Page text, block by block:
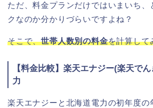
ただ、料金プランだけではいまいち、
クなのか分かりづらいですよね？
そこで、世帯人数別の料金を計算して
【料金比較】楽天エナジー(楽天で
力
楽天エナジーと北海道電力の初年度の